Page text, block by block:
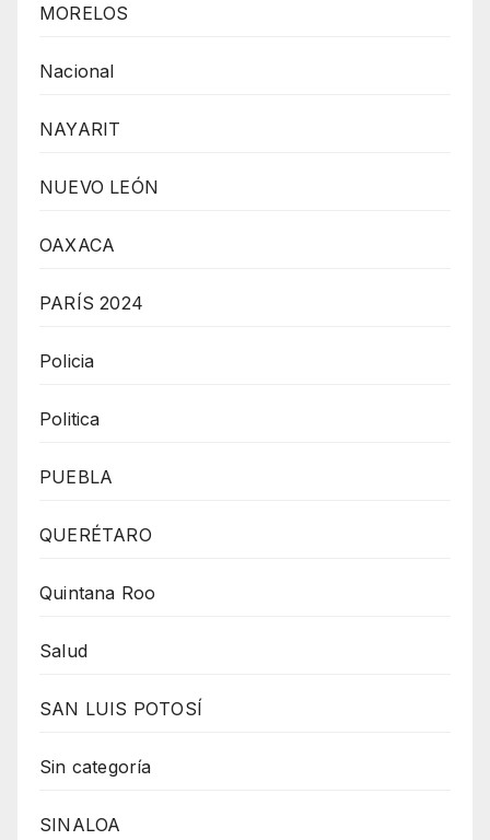
MORELOS
Nacional
NAYARIT
NUEVO LEÓN
OAXACA
PARÍS 2024
Policia
Politica
PUEBLA
QUERÉTARO
Quintana Roo
Salud
SAN LUIS POTOSÍ
Sin categoría
SINALOA